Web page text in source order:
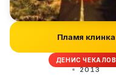
Пламя клинка
ДЕНИС ЧЕКАЛОВ
2013